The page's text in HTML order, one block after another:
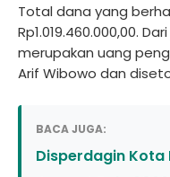
Total dana yang
Rp1.019.460.000,00.
merupakan uang
Arif Wibowo dan
BACA JUGA:
Disperdagin Kota